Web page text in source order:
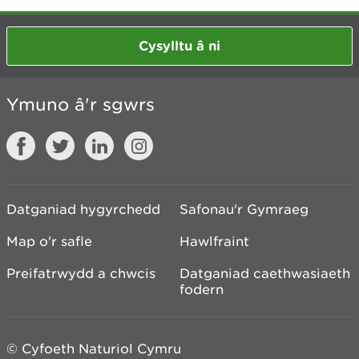
Cysylltu â ni
Ymuno â'r sgwrs
Datganiad hygyrchedd
Safonau'r Gymraeg
Map o'r safle
Hawlfraint
Preifatrwydd a chwcis
Datganiad caethwasiaeth
fodern
© Cyfoeth Naturiol Cymru